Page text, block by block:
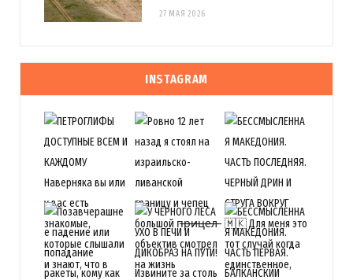
27 МАЯ 2026
INSTAGRAM